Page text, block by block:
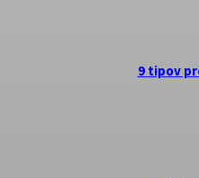
9 tipov